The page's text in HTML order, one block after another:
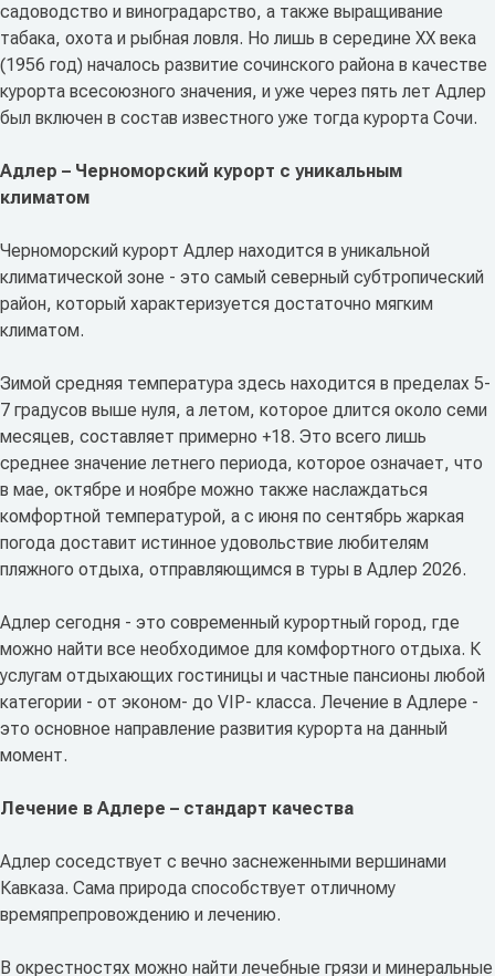
садоводство и виноградарство, а также выращивание
табака, охота и рыбная ловля. Но лишь в середине XX века
(1956 год) началось развитие сочинского района в качестве
курорта всесоюзного значения, и уже через пять лет Адлер
был включен в состав известного уже тогда курорта Сочи.
Адлер – Черноморский курорт с уникальным
климатом
Черноморский курорт Адлер находится в уникальной
климатической зоне - это самый северный субтропический
район, который характеризуется достаточно мягким
климатом.
Зимой средняя температура здесь находится в пределах 5-
7 градусов выше нуля, а летом, которое длится около семи
месяцев, составляет примерно +18. Это всего лишь
среднее значение летнего периода, которое означает, что
в мае, октябре и ноябре можно также наслаждаться
комфортной температурой, а с июня по сентябрь жаркая
погода доставит истинное удовольствие любителям
пляжного отдыха, отправляющимся в туры в Адлер 2026.
Адлер сегодня - это современный курортный город, где
можно найти все необходимое для комфортного отдыха. К
услугам отдыхающих гостиницы и частные пансионы любой
категории - от эконом- до VIP- класса. Лечение в Адлере -
это основное направление развития курорта на данный
момент.
Лечение в Адлере – стандарт качества
Адлер соседствует с вечно заснеженными вершинами
Кавказа. Сама природа способствует отличному
времяпрепровождению и лечению.
В окрестностях можно найти лечебные грязи и минеральные